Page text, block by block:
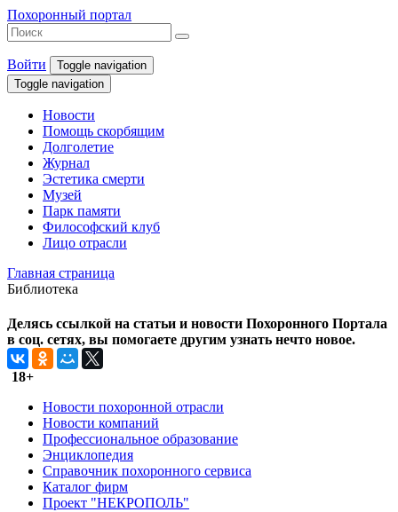
Похоронный портал
Войти
Toggle navigation
Toggle navigation
Новости
Помощь скорбящим
Долголетие
Журнал
Эстетика смерти
Музей
Парк памяти
Философский клуб
Лицо отрасли
Главная страница
Библиотека
Делясь ссылкой на статьи и новости Похоронного Портала
в соц. сетях, вы помогаете другим узнать нечто новое.
18+
Новости похоронной отрасли
Новости компаний
Профессиональное образование
Энциклопедия
Справочник похоронного сервиса
Каталог фирм
Проект "НЕКРОПОЛЬ"